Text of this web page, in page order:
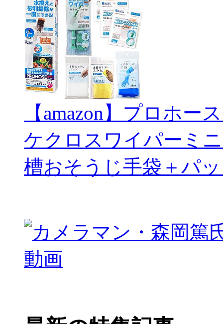
【amazon】プロホー
ケクロスワイパーミ
槽おそうじ手袋＋パ